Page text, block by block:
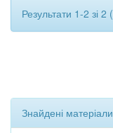
Результати 1-2 зі
Знайдені